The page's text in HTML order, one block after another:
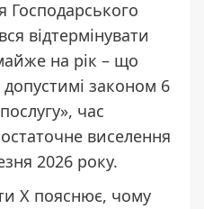
Господарського
відтермінувати
на рік – що
законом 6
час
виселення
2026 року.
X пояснює, чому